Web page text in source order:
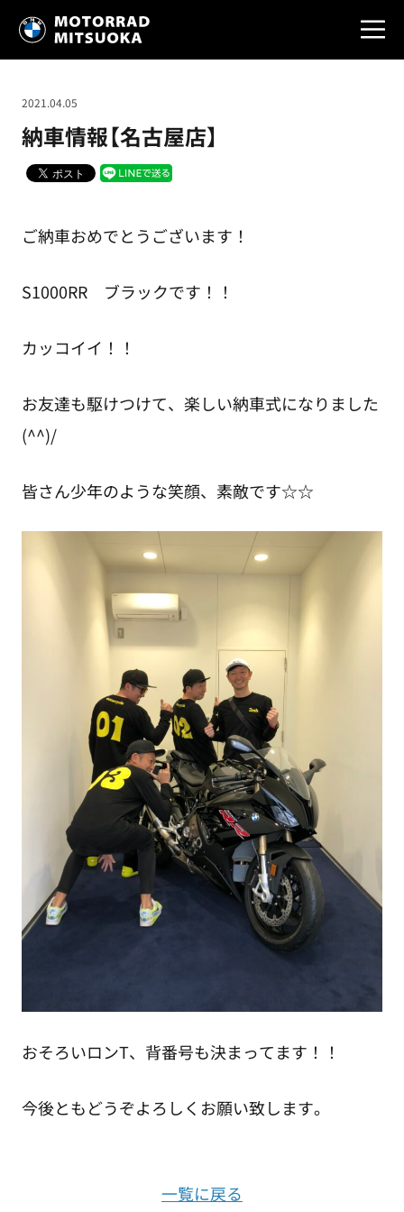
納車情報【名古屋店】
2021.04.05
ご納車おめでとうございます！
S1000RR ブラックです！！
カッコイイ！！
お友達も駆けつけて、楽しい納車式になりました
(^^)/
皆さん少年のような笑顔、素敵です☆☆
おそろいロンT、背番号も決まってます！！
今後ともどうぞよろしくお願い致します。
一覧に戻る